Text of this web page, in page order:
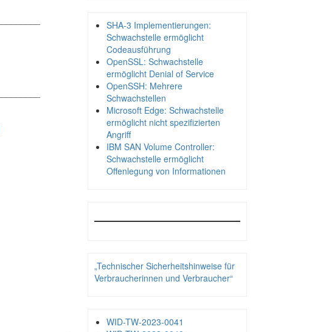
SHA-3 Implementierungen:
Schwachstelle ermöglicht
Codeausführung
OpenSSL: Schwachstelle
ermöglicht Denial of Service
OpenSSH: Mehrere
Schwachstellen
Microsoft Edge: Schwachstelle
ermöglicht nicht spezifizierten
Angriff
IBM SAN Volume Controller:
Schwachstelle ermöglicht
Offenlegung von Informationen
„Technischer Sicherheitshinweise für
Verbraucherinnen und Verbraucher“
WID-TW-2023-0041